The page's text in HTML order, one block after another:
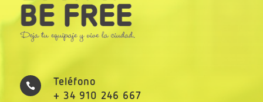

Teléfono
+ 34 910 246 667